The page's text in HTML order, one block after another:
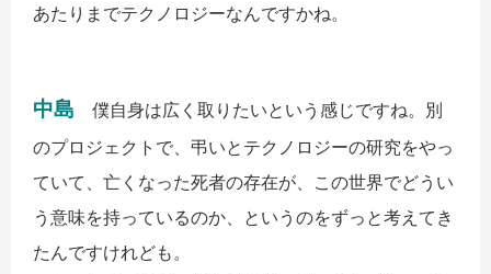
あたりまでテクノロジーなんですかね。
中島 僕自身は広く取りたいという感じですね。別
のプロジェクトで、弔いとテクノロジーの研究をやっ
ていて、亡くなった死者の存在が、この世界でどうい
う意味を持っているのか、というのをずっと考えてき
たんですけれども。